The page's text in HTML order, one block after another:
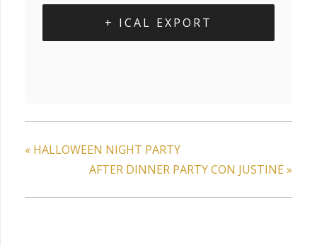
+ ICAL EXPORT
« HALLOWEEN NIGHT PARTY
AFTER DINNER PARTY CON JUSTINE »